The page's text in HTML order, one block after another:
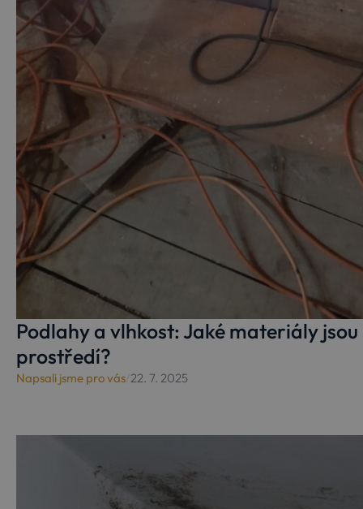
Podlahy a vlhkost: Jaké materiály
prostředí?
Napsali jsme pro vás 22. 7. 2025